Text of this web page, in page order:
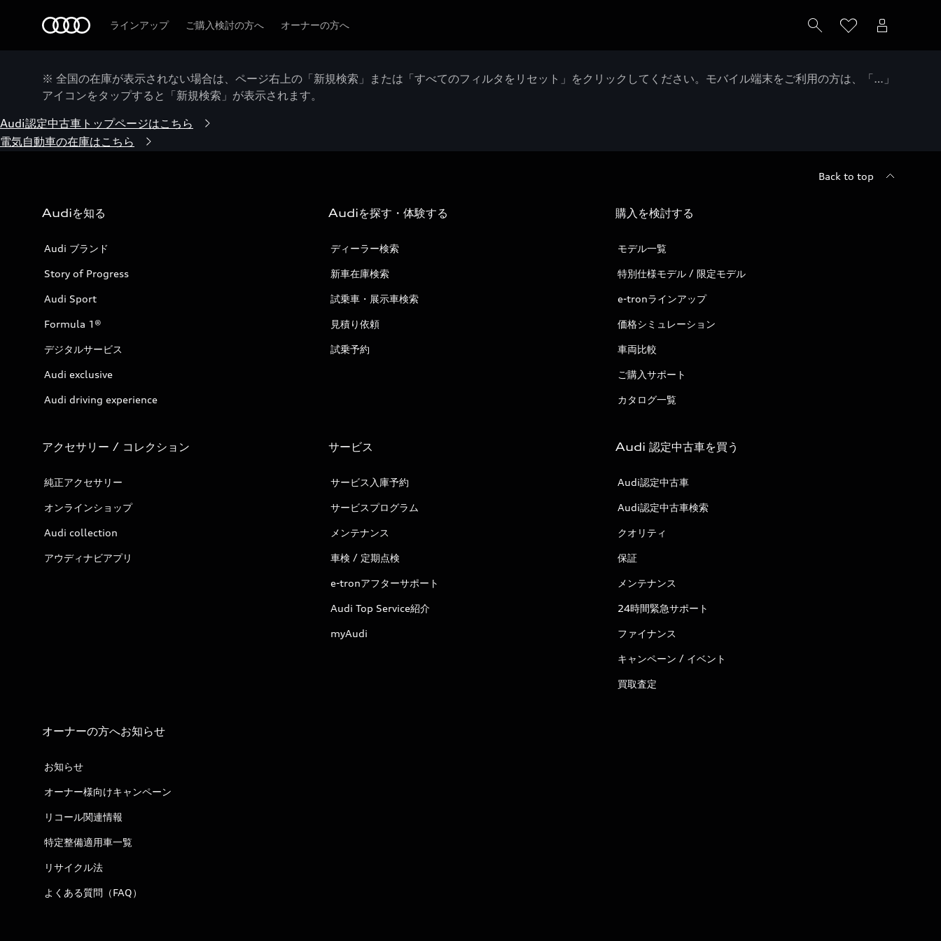
ラインアップ ご購入検討の方へ オーナーの方へ
※ 全国の在庫が表示されない場合は、ページ右上の「新規検索」または「すべてのフィルタをリセット」をクリックしてください。モバイル端末をご利用の方は、「…」
アイコンをタップすると「新規検索」が表示されます。
Audi認定中古車トップページはこちら
電気自動車の在庫はこちら
Back to top
Audiを知る
Audi ブランド
Story of Progress
Audi Sport
Formula 1®
デジタルサービス
Audi exclusive
Audi driving experience
Audiを探す・体験する
ディーラー検索
新車在庫検索
試乗車・展示車検索
見積り依頼
試乗予約
購入を検討する
モデル一覧
特別仕様モデル / 限定モデル
e-tronラインアップ
価格シミュレーション
車両比較
ご購入サポート
カタログ一覧
アクセサリー / コレクション
純正アクセサリー
オンラインショップ
Audi collection
アウディナビアプリ
サービス
サービス入庫予約
サービスプログラム
メンテナンス
車検 / 定期点検
e-tronアフターサポート
Audi Top Service紹介
myAudi
Audi 認定中古車を買う
Audi認定中古車
Audi認定中古車検索
クオリティ
保証
メンテナンス
24時間緊急サポート
ファイナンス
キャンペーン / イベント
買取査定
オーナーの方へお知らせ
お知らせ
オーナー様向けキャンペーン
リコール関連情報
特定整備適用車一覧
リサイクル法
よくある質問（FAQ）